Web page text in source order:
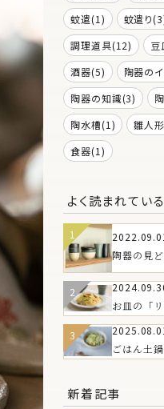
蚊遣(1)
蚊遣り
調理道具(12)
豆
酒器(5)
陶器の
陶器の知識(3)
陶水槽(1)
雛人
食器(1)
よく読まれてい
陶器の見
は？
お皿の「
皿の魅力
WAREお
ごはん土
新着記事